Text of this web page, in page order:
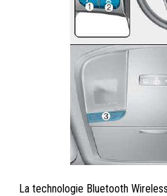
La technologie Bluetooth